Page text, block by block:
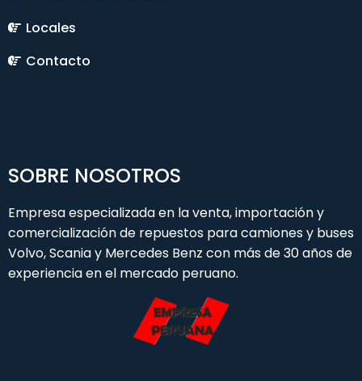
Locales
Contacto
SOBRE NOSOTROS
Empresa especializada en la venta, importación y
comercialización de repuestos para camiones y buses
Volvo, Scania y Mercedes Benz con más de 30 años de
experiencia en el mercado peruano.